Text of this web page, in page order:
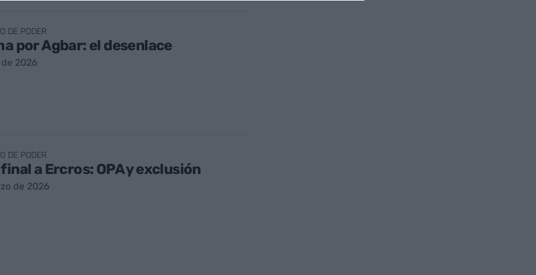
DE PODER
por Agbar: el desenlace
2026
DE PODER
a Ercros: OPA y exclusión
de 2026